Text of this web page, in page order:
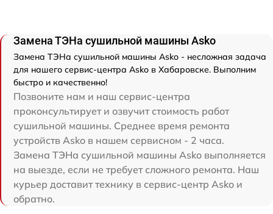
Замена ТЭНа сушильной машины Asko
Замена ТЭНа сушильной машины Asko - несложная задача
для нашего сервис-центра Asko в Хабаровске. Выполним
быстро и качественно!
Позвоните нам и наш сервис-центра
проконсультирует и озвучит стоимость работ
сушильной машины. Среднее время ремонта
устройств Asko в нашем сервисном - 2 часа.
Замена ТЭНа сушильной машины Asko выполняется
на выезде, если не требует сложного ремонта. Наш
курьер доставит технику в сервис-центр Asko и
обратно.